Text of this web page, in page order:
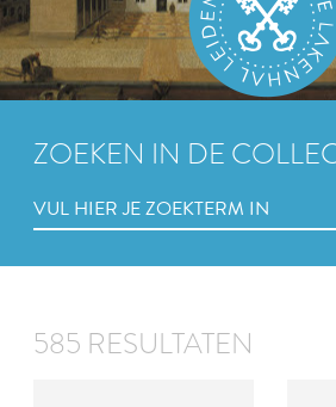
ZOEKEN IN DE
585 RESULTATEN